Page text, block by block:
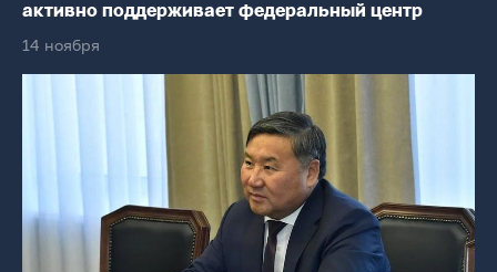
активно поддерживает федеральный центр
14 ноября